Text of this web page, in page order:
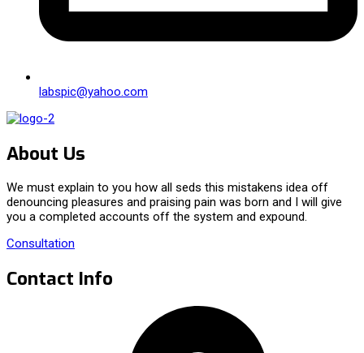
labspic@yahoo.com
About Us
We must explain to you how all seds this mistakens idea off
denouncing pleasures and praising pain was born and I will give
you a completed accounts off the system and expound.
Consultation
Contact Info